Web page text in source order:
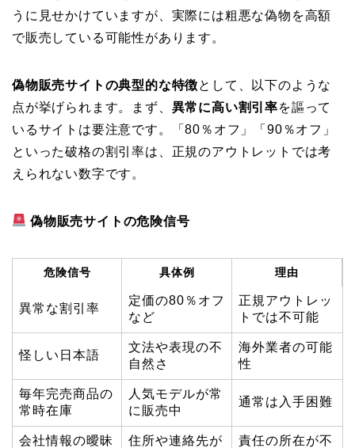
うに見せかけていますが、実際には粗悪な偽物を高額
で販売している可能性があります。
偽物販売サイトの典型的な特徴として、以下のような
点が挙げられます。まず、 異常に高い割引率を謳って
いるサイトは要注意です。「80％オフ」「90％オフ」
といった破格の割引率は、正規のアウトレットでは考
えられない数字です。
偽物販売サイトの危険信号
危険信号 具体例 理由
異常な割引率
定価の80％オフ
など
正規アウトレッ
トでは不可能
怪しい日本語
文法や表現の不
自然さ
海外業者の可能
性
毎年完売商品の
常時在庫
人気モデルが常
に販売中
通常は入手困難
会社情報の曖昧
住所や連絡先が
責任の所在が不